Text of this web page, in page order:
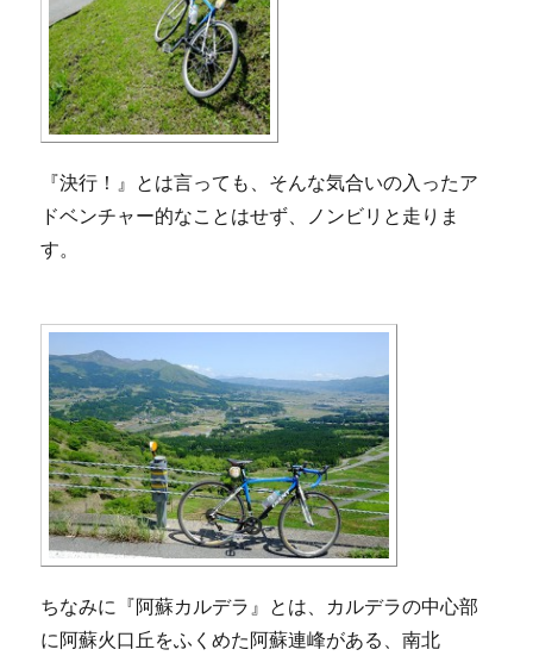
『決行！』とは言っても、そんな気合いの入ったア
ドベンチャー的なことはせず、ノンビリと走りま
す。
ちなみに『阿蘇カルデラ』とは、カルデラの中心部
に阿蘇火口丘をふくめた阿蘇連峰がある、南北